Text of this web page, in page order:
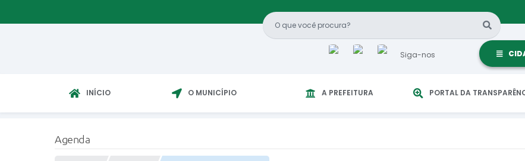
Siga-nos
INÍCIO O MUNICÍPIO A PREFEITURA PORTAL DA
Agenda